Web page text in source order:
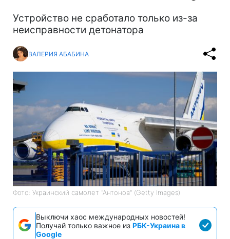
Устройство не сработало только из-за
неисправности детонатора
ВАЛЕРИЯ АБАБИНА
Фото: Украинский самолет "Антонов" (Getty Images)
Выключи хаос международных новостей!
Получай только важное из РБК-Украина в
Google